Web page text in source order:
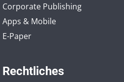
Corporate Publishing
Apps & Mobile
E-Paper
Rechtliches